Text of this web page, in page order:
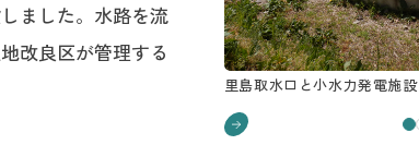
里島取水口と小水力発電施設
ました。水路を流
改良区が管理する